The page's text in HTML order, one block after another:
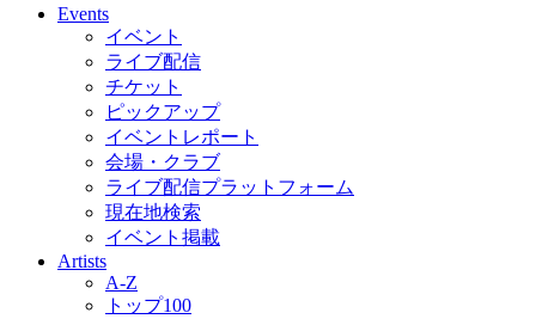
Events
イベント
ライブ配信
チケット
ピックアップ
イベントレポート
会場・クラブ
ライブ配信プラットフォーム
現在地検索
イベント掲載
Artists
A-Z
トップ100